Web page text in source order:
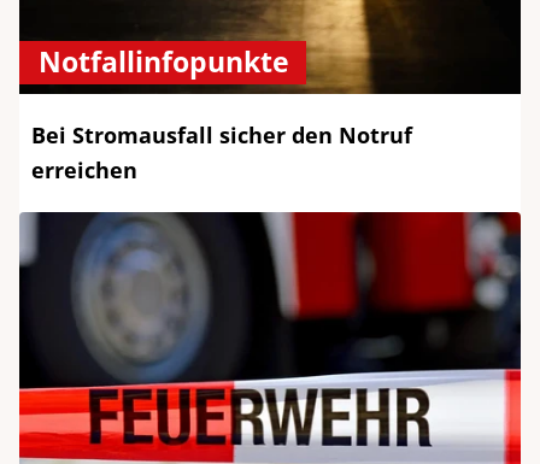
Notfallinfopunkte
Bei Stromausfall sicher den Notruf
erreichen